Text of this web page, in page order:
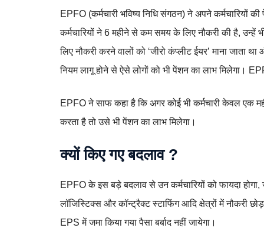
EPFO (कर्मचारी भविष्य निधि संगठन) ने अपने
कर्मचारियों ने 6 महीने से कम समय के लिए नौकरी की है,
लिए नौकरी करने वालों को ‘जीरो कंप्लीट ईयर’ माना जाता
नियम लागू होने से ऐसे लोगों को भी पेंशन का लाभ मिलेगा।
EPFO ने साफ कहा है कि अगर कोई भी कर्मचारी केवल एक
करता है तो उसे भी पेंशन का लाभ मिलेगा।
क्यों किए गए बदलाव ?
EPFO के इस बड़े बदलाव से उन कर्मचारियों को फायदा
लॉजिस्टिक्स और कॉन्ट्रैक्ट स्टाफिंग आदि क्षेत्रों में नौकरी
EPS में जमा किया गया पैसा बर्बाद नहीं जायेगा।